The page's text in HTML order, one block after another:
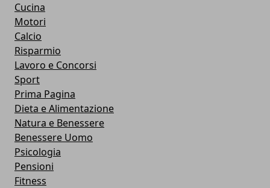
Cucina
Motori
Calcio
Risparmio
Lavoro e Concorsi
Sport
Prima Pagina
Dieta e Alimentazione
Natura e Benessere
Benessere Uomo
Psicologia
Pensioni
Fitness